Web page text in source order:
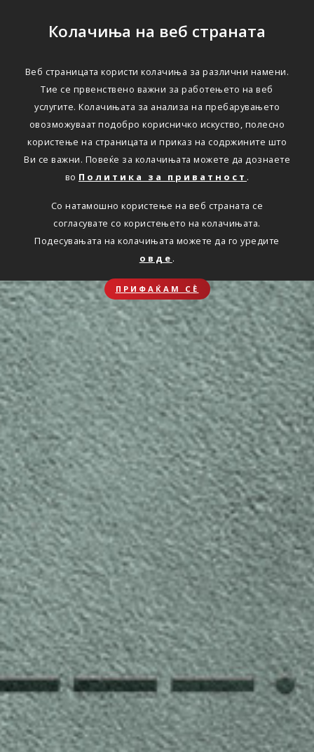
Колачиња на веб страната
Веб страницата користи колачиња за различни намени.
Тие се првенствено важни за работењето на веб
услугите. Колачињата за анализа на пребарувањето
овозможуваат подобро корисничко искуство, полесно
користење на страницата и приказ на содржините што
Ви се важни. Повеќе за колачињата можете да дознаете
во Политика за приватност .
Со натамошно користење на веб страната се
согласувате со користењето на колачињата.
Подесувањата на колачињата можете да го уредите
овде .
ПРИФАЌАМ СЀ